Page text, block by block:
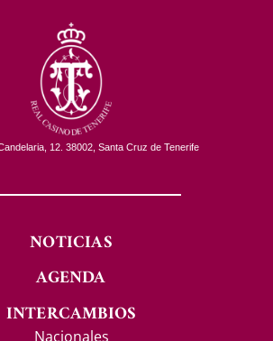
12. 38002, Santa Cruz de Tenerife
NOTICIAS
AGENDA
INTERCAMBIOS
Nacionales